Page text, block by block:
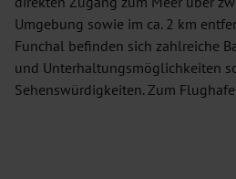
Umgebung sowie im ca. 2 km
Funchal befinden sich zahlreiche
und Unterhaltungsmöglichkeiten
Sehenswürdigkeiten. Zum